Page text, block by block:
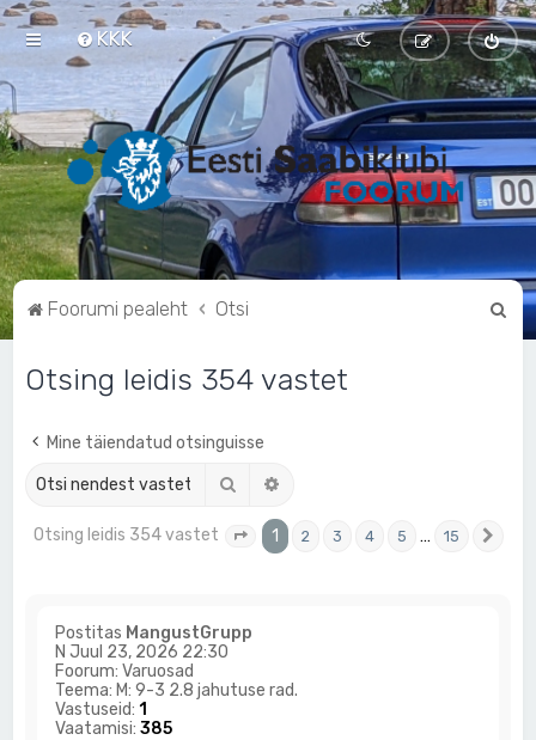
KKK
Foorumi pealeht Otsi
Otsing leidis 354 vastet
Mine täiendatud otsinguisse
Otsi
Otsing leidis 354 vastet . leht 15 -st
1 2 3 4 5 … 15
Postitas MangustGrupp
N Juul 23, 2026 22:30
Foorum:Varuosad
Teema: M: 9-3 2.8 jahutuse rad.
Vastuseid:1
Vaatamisi:385